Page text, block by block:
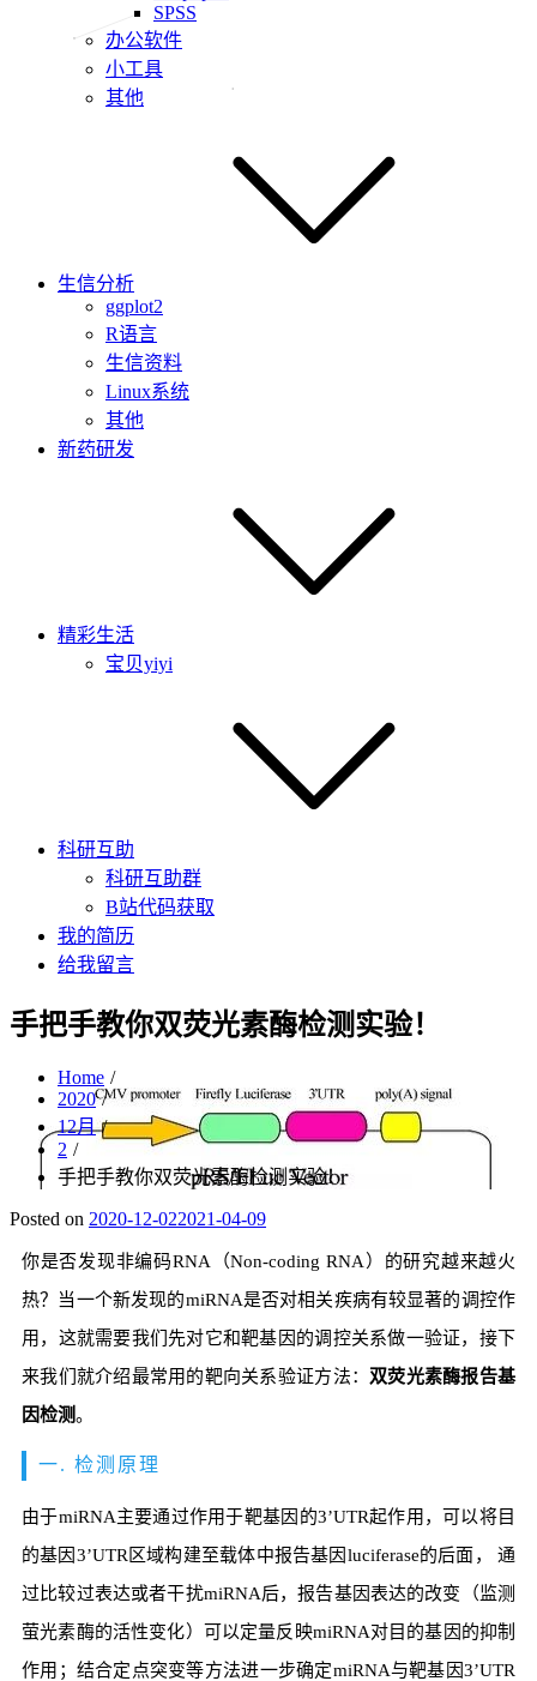
SPSS
办公软件
小工具
其他
生信分析
ggplot2
R语言
生信资料
Linux系统
其他
新药研发
精彩生活
宝贝yiyi
科研互助
科研互助群
B站代码获取
我的简历
给我留言
手把手教你双荧光素酶检测实验！
Home
2020
12月
2
手把手教你双荧光素酶检测实验！
Posted on 2020-12-022021-04-09
你是否发现非编码RNA（Non-coding RNA）的研究越来越火
热？当一个新发现的miRNA是否对相关疾病有较显著的调控作
用，这就需要我们先对它和靶基因的调控关系做一验证，接下
来我们就介绍最常用的靶向关系验证方法： 双荧光素酶报告基
因检测。
一. 检测原理
由于miRNA主要通过作用于靶基因的3’UTR起作用，可以将目
的基因3’UTR区域构建至载体中报告基因luciferase的后面， 通
过比较过表达或者干扰miRNA后，报告基因表达的改变（监测
萤光素酶的活性变化）可以定量反映miRNA对目的基因的抑制
作用；结合定点突变等方法进一步确定miRNA与靶基因3’UTR